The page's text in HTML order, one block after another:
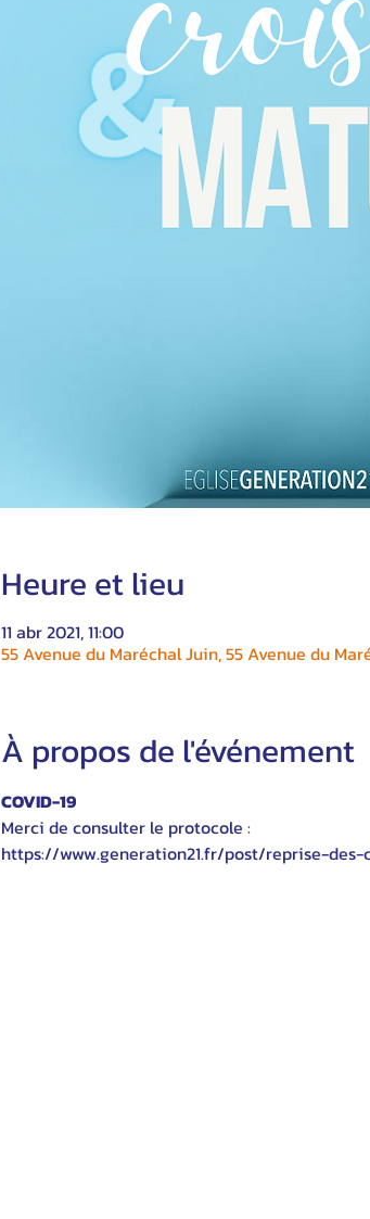
Heure et lieu
11 abr 2021, 11:00
55 Avenue du Maréchal Juin, 55 Avenue du
À propos de l'événement
COVID-19
Merci de consulter le protocole :
https://www.generation21.fr/post/reprise-des-